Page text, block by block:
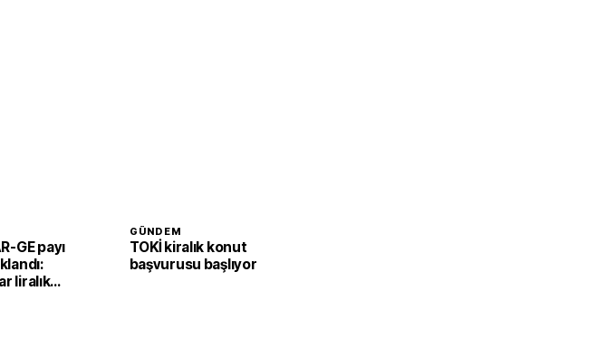
GE payı
liralık
GÜNDEM
TOKİ kiralık konut
başvurusu başlıyor